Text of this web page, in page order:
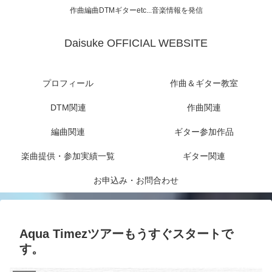
作曲編曲DTMギターetc...音楽情報を発信
Daisuke OFFICIAL WEBSITE
プロフィール 作曲＆ギター教室
DTM関連 作曲関連
編曲関連 ギター参加作品
楽曲提供・参加実績一覧 ギター関連
お申込み・お問合わせ
Aqua Timezツアーもうすぐスタートで
す。